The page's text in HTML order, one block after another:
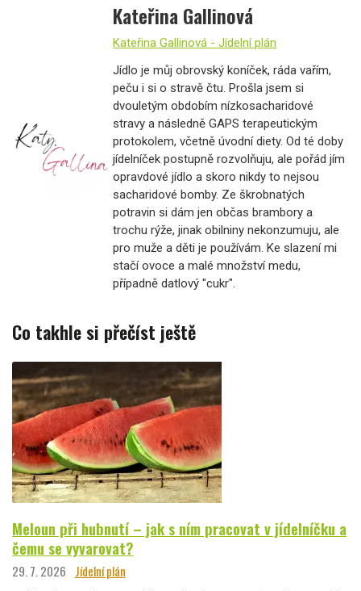
Kateřina Gallinová
Kateřina Gallinová - Jídelní plán
Jídlo je můj obrovský koníček, ráda vařím,
peču i si o stravě čtu. Prošla jsem si
dvouletým obdobím nízkosacharidové
stravy a následně GAPS terapeutickým
protokolem, včetně úvodní diety. Od té doby
jídelníček postupně rozvolňuju, ale pořád jím
opravdové jídlo a skoro nikdy to nejsou
sacharidové bomby. Ze škrobnatých
potravin si dám jen občas brambory a
trochu rýže, jinak obilniny nekonzumuju, ale
pro muže a děti je používám. Ke slazení mi
stačí ovoce a malé množství medu,
případně datlový "cukr".
Co takhle si přečíst ještě
Meloun při hubnutí – jak s ním pracovat v jídelníčku a
čemu se vyvarovat?
29. 7. 2026 Jídelní plán